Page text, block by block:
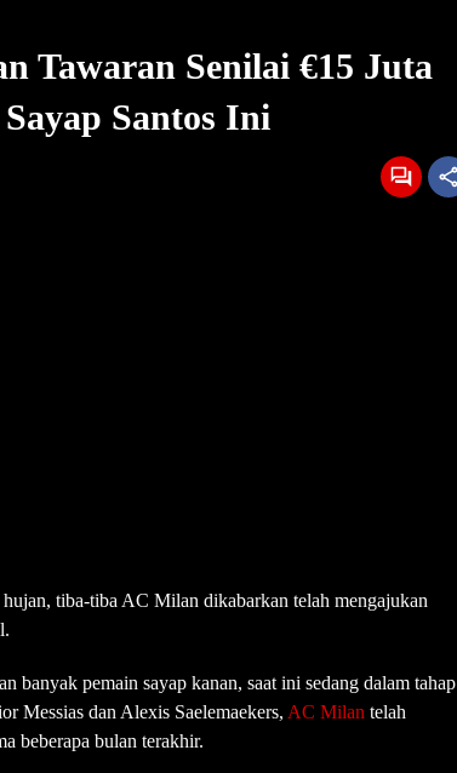
Tawaran Senilai €15 Juta
Santos Ini
tiba-tiba AC Milan dikabarkan telah mengajukan
banyak pemain sayap kanan, saat ini sedang dalam tahap
Messias dan Alexis Saelemaekers, AC Milan telah
beberapa bulan terakhir.